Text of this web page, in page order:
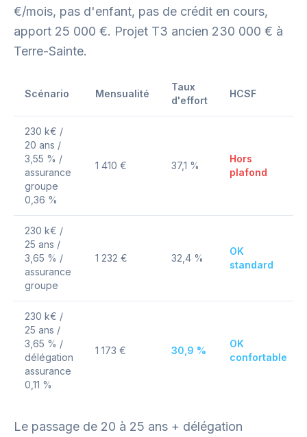
€/mois, pas d'enfant, pas de crédit en cours,
apport 25 000 €. Projet T3 ancien 230 000 € à
Terre-Sainte.
Scénario Mensualité
Taux
d'effort
HCSF
230 k€ /
20 ans /
3,55 % /
assurance
groupe
0,36 %
1 410 € 37,1 %
Hors
plafond
230 k€ /
25 ans /
3,65 % /
assurance
groupe
1 232 € 32,4 %
OK
standard
230 k€ /
25 ans /
3,65 % /
délégation
assurance
0,11 %
1 173 € 30,9 %
OK
confortable
Le passage de 20 à 25 ans + délégation